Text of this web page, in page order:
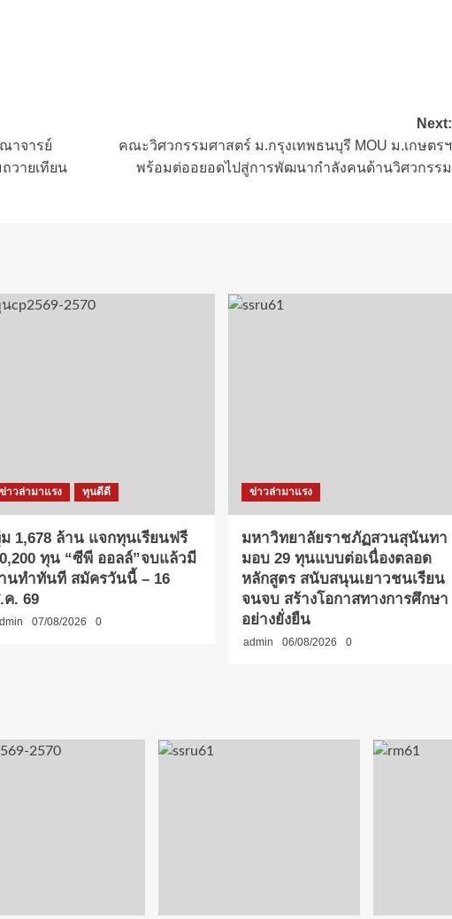
าจารย์
วายเทียน
Next:
คณะวิศวกรรมศาสตร์ ม.กรุงเทพธนบุรี MOU ม.เกษตรฯ
พร้อมต่ออยอดไปสู่การพัฒนากำลังคนด้านวิศวกรรม
ข่าวล่ามาแรง ทุนดีดี
1,678 ล้าน แจกทุนเรียนฟรี
ทุน “ซีพี ออลล์”จบแล้วมี
นทำทันที สมัครวันนี้ – 16
ค. 69
07/08/2026 0
ข่าวล่ามาแรง
มหาวิทยาลัยราชภัฏสวนสุนันทา
มอบ 29 ทุนแบบต่อเนื่องตลอด
หลักสูตร สนับสนุนเยาวชนเรียน
จนจบ สร้างโอกาสทางการศึกษา
อย่างยั่งยืน
admin 06/08/2026 0